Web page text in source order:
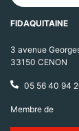
FIDAQUITAINE
3 avenue
33150 CENON
05 56 40 94
Membre de